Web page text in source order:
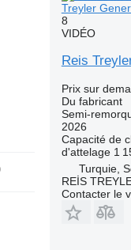
Treyler
8
VIDÉO
Reis
Prix sur
Du fabricant
Semi-
2026
Capacité de
d'attelage 1
Turquie,
REİS
Contacter le